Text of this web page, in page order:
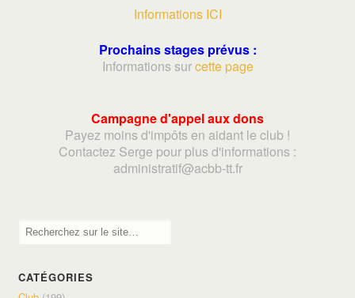
Informations ICI
Prochains stages prévus :
Informations surcette page
Campagne d'appel aux dons
Payez moins d'impôts en aidant le club !
Contactez Serge pour plus d'informations :
administratif@acbb-tt.fr
CATÉGORIES